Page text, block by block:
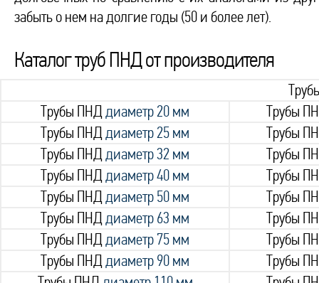
забыть о нем на долгие годы (50 и более лет).
Каталог труб ПНД от производителя
Трубы ПНДдиаметр 20 мм
Трубы
Трубы ПНДдиаметр 25 мм
Трубы
Трубы ПНДдиаметр 32 мм
Трубы
Трубы ПНДдиаметр 40 мм
Трубы
Трубы ПНДдиаметр 50 мм
Трубы
Трубы ПНДдиаметр 63 мм
Трубы
Трубы ПНДдиаметр 75 мм
Трубы
Трубы ПНДдиаметр 90 мм
Трубы